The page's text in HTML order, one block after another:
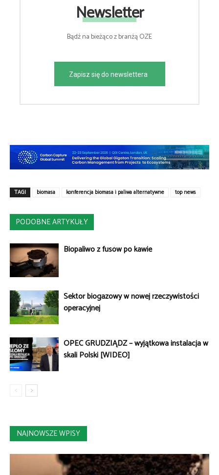
Newsletter
Bądź na bieżąco z branżą OZE
Zapisz się do newslettera
TAGI biomasa konferencja biomasa i paliwa alternatywne top news
PODOBNE ARTYKUŁY
Biopaliwo z fusów po kawie
Sektor biogazowy w nowej rzeczywistości
operacyjnej
OPEC GRUDZIĄDZ – wyjątkowa instalacja w
skali Polski [WIDEO]
NAJNOWSZE WPISY